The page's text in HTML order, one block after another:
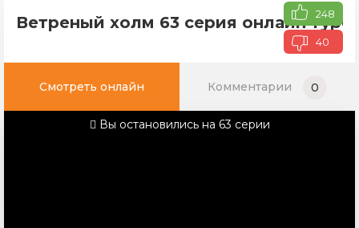
Ветреный холм 63 серия онлайн 248
40
Смотреть онлайн Комментарии 0
Вы остановились на 63 серии